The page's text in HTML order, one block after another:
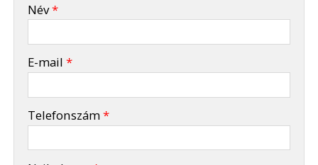
Név*
E-mail*
Telefonszám*